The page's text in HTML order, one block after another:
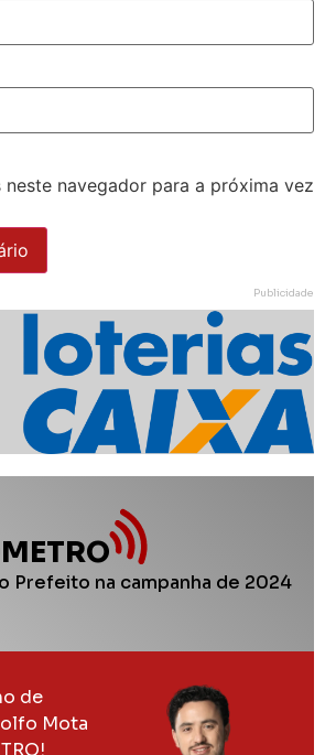
neste navegador para a próxima vez
Publicidade
Prefeito na campanha de 2024
de
Mota